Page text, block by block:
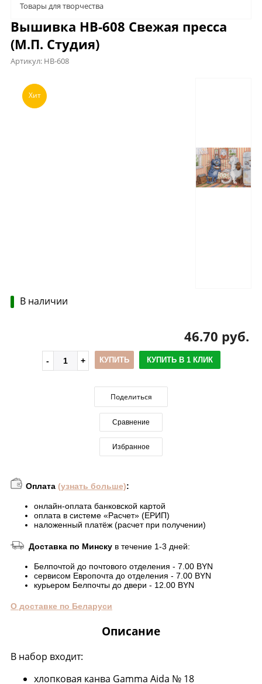
Товары для творчества
Вышивка НВ-608 Свежая пресса
(М.П. Студия)
Артикул: НВ-608
Описание
Хит
В наличии
46.70 руб.
КУПИТЬ КУПИТЬ В 1 КЛИК
Поделиться
Сравнение
Избранное
Оплата (узнать больше):
онлайн-оплата банковской картой
оплата в системе «Расчет» (ЕРИП)
наложенный платёж (расчет при получении)
Доставка по Минску в течение 1-3 дней:
Белпочтой до почтового отделения - 7.00 BYN
сервисом Европочта до отделения - 7.00 BYN
курьером Белпочты до двери - 12.00 BYN
О доставке по Беларуси
Описание
В набор входит:
хлопковая канва Gamma Aida № 18